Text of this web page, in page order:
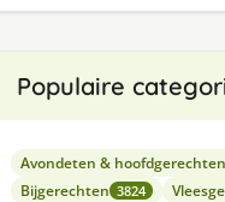
Populaire
Avondeten & hoofdgerechten
Bijgerechten 3824